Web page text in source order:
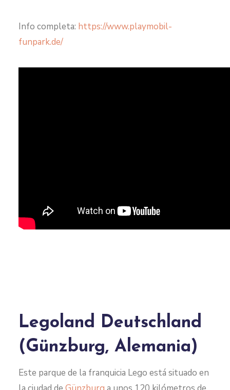
Info completa: https://www.playmobil-
funpark.de/
Legoland Deutschland
(Günzburg, Alemania)
Este parque de la franquicia Lego está situado en